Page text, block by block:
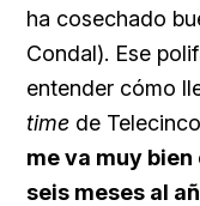
ha cosechado
Condal). Ese
entender cómo
time de
me va muy
seis meses al